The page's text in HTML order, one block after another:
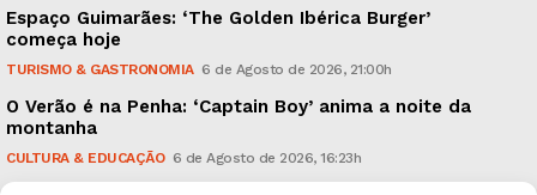
Espaço Guimarães: ‘The Golden Ibérica Burger’
começa hoje
TURISMO & GASTRONOMIA 6 de Agosto de 2026, 21:00h
O Verão é na Penha: ‘Captain Boy’ anima a noite da
montanha
CULTURA & EDUCAÇÃO 6 de Agosto de 2026, 16:23h